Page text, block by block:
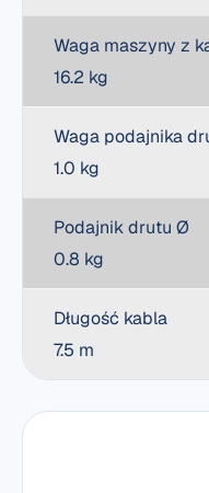
Waga maszyny z
16.2 kg
Waga podajnika
1.0 kg
Podajnik drutu Ø
0.8 kg
Długość kabla
7.5 m